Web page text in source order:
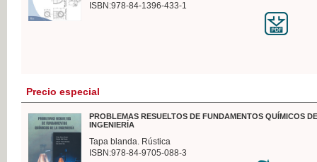
ISBN:978-84-1396-433-1
Precio especial
PROBLEMAS RESUELTOS DE FUNDAMENTOS QUÍMICOS
INGENIERÍA
Tapa blanda. Rústica
ISBN:978-84-9705-088-3